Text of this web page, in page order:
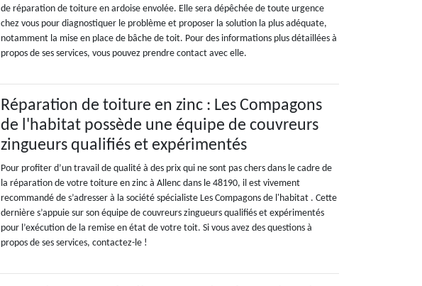
de réparation de toiture en ardoise envolée. Elle sera dépêchée de toute urgence
chez vous pour diagnostiquer le problème et proposer la solution la plus adéquate,
notamment la mise en place de bâche de toit. Pour des informations plus détaillées à
propos de ses services, vous pouvez prendre contact avec elle.
Réparation de toiture en zinc : Les Compagons
de l'habitat possède une équipe de couvreurs
zingueurs qualifiés et expérimentés
Pour profiter d’un travail de qualité à des prix qui ne sont pas chers dans le cadre de
la réparation de votre toiture en zinc à Allenc dans le 48190, il est vivement
recommandé de s’adresser à la société spécialiste Les Compagons de l'habitat . Cette
dernière s’appuie sur son équipe de couvreurs zingueurs qualifiés et expérimentés
pour l’exécution de la remise en état de votre toit. Si vous avez des questions à
propos de ses services, contactez-le !